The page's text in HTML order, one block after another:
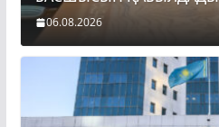
06.08.2026